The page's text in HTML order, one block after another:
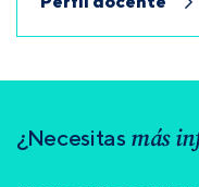
¿Necesitas más